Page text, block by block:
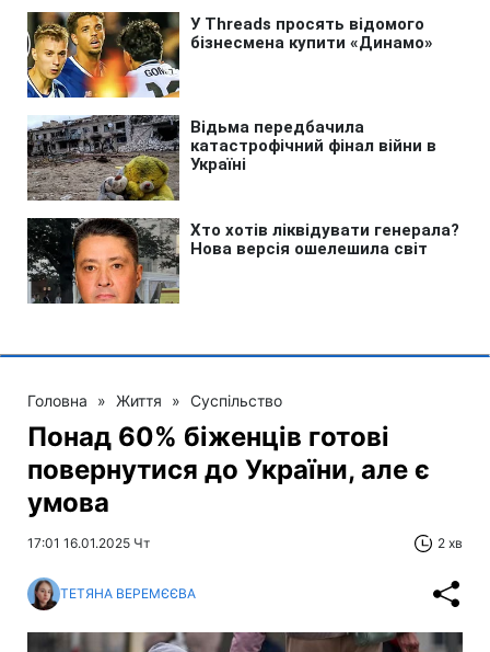
Головна » Життя » Суспільство
Понад 60% біженців готові
повернутися до України, але є
умова
17:01 16.01.2025 Чт 2 хв
ТЕТЯНА ВЕРЕМЄЄВА